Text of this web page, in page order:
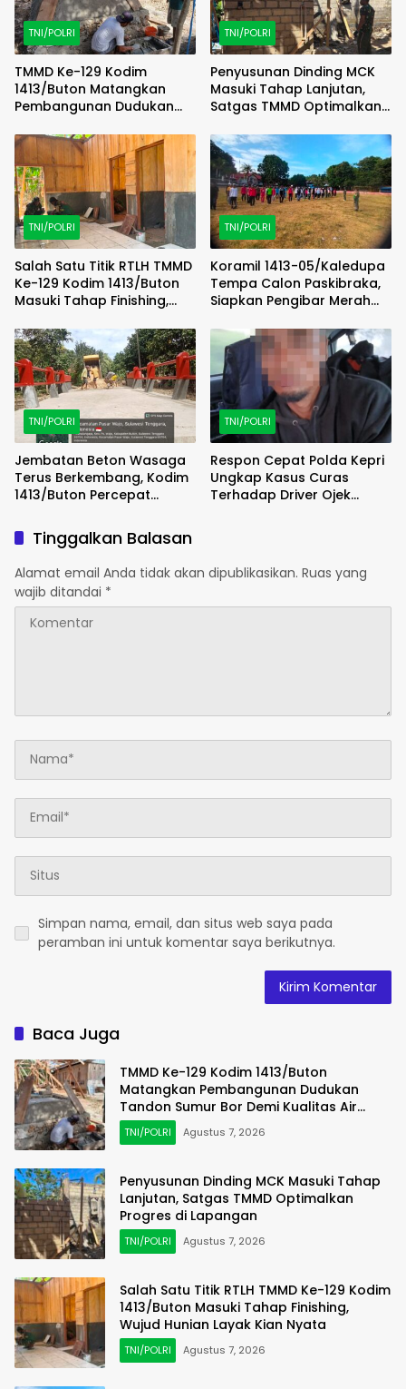
TNI/POLRI
TMMD Ke-129 Kodim
1413/Buton Matangkan
Pembangunan Dudukan
Kualitas Air Bersih
TNI/POLRI
Penyusunan Dinding MCK
Masuki Tahap Lanjutan,
Satgas TMMD Optimalkan
TNI/POLRI
Salah Satu Titik RTLH TMMD
Ke-129 Kodim 1413/Buton
Masuki Tahap Finishing,
Nyata
TNI/POLRI
Koramil 1413-05/Kaledupa
Tempa Calon Paskibraka,
Siapkan Pengibar Merah
Disiplin
TNI/POLRI
Jembatan Beton Wasaga
Terus Berkembang, Kodim
1413/Buton Percepat
TNI/POLRI
Respon Cepat Polda Kepri
Ungkap Kasus Curas
Terhadap Driver Ojek
Tinggalkan Balasan
Alamat email Anda tidak akan dipublikasikan. Ruas yang
wajib ditandai *
Simpan nama, email, dan situs web saya pada
peramban ini untuk komentar saya berikutnya.
Baca Juga
TMMD Ke-129 Kodim 1413/Buton
Matangkan Pembangunan Dudukan
Tandon Sumur Bor Demi Kualitas Air
Bersih
TNI/POLRI Agustus 7, 2026
Penyusunan Dinding MCK Masuki Tahap
Lanjutan, Satgas TMMD Optimalkan
Progres di Lapangan
TNI/POLRI Agustus 7, 2026
Salah Satu Titik RTLH TMMD Ke-129 Kodim
1413/Buton Masuki Tahap Finishing,
Wujud Hunian Layak Kian Nyata
TNI/POLRI Agustus 7, 2026